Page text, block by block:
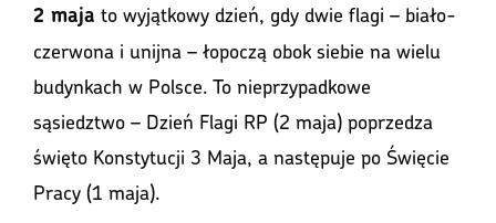
2 maja to wyjątkowy dzień, gdy dwie flagi – biało-
czerwona i unijna – łopoczą obok siebie na wielu
budynkach w Polsce. To nieprzypadkowe
sąsiedztwo – Dzień Flagi RP (2 maja) poprzedza
święto Konstytucji 3 Maja, a następuje po Święcie
Pracy (1 maja).